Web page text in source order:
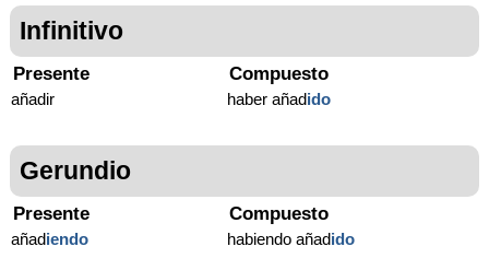
Infinitivo
Presente
añadir
Compuesto
haber añadido
Gerundio
Presente
añadiendo
Compuesto
habiendo añadido